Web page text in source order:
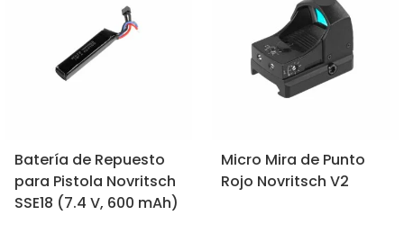
Batería de Repuesto
para Pistola Novritsch
SSE18 (7.4 V, 600 mAh)
Micro Mira de Punto
Rojo Novritsch V2